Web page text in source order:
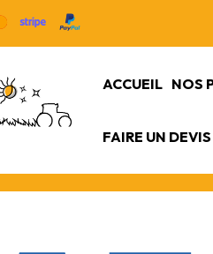
ACCUEIL NOS
FAIRE UN DEVIS